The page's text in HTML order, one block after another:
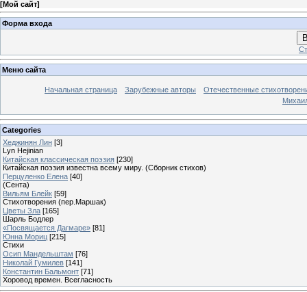
[Мой сайт]
Форма входа
Меню сайта
Начальная страница Зарубежные авторы
Отечественные
Categories
Хеджинян Лин [3]
Lyn Hejinian
Китайская классическая поэзия [230]
Китайская поэзия известна всему миру. (Сборник стихов)
Перцуленко Елена [40]
(Сента)
Вильям Блейк [59]
Стихотворения (пер.Маршак)
Цветы Зла [165]
Шарль Бодлер
«Посвящается Дагмаре» [81]
Юнна Мориц [215]
Стихи
Осип Мандельштам [76]
Николай Гумилев [141]
Константин Бальмонт [71]
Хоровод времен. Всегласность